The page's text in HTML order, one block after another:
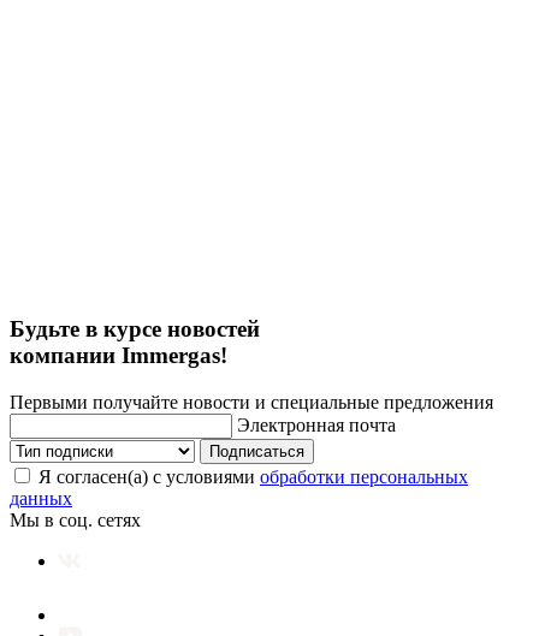
Будьте в курсе новостей
компании Immergas!
Первыми получайте новости и специальные предложения
Электронная почта
Подписаться
Я согласен(а) с условиями обработки персональных
данных
Мы в соц. сетях